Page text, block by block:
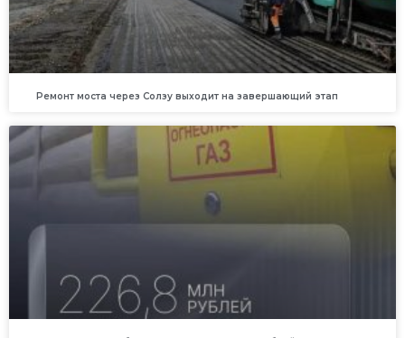
Ремонт моста через Солзу выходит на завершающий этап